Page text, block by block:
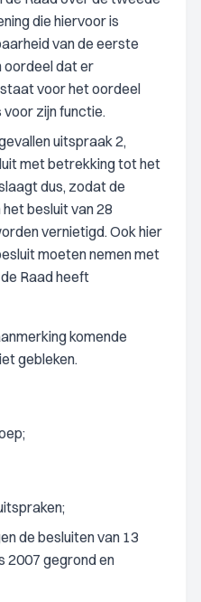
die hiervoor is
van de eerste
oordeel dat er
voor het oordeel
zijn functie.
uitspraak 2,
met betrekking tot het
dus, zodat de
besluit van 28
vernietigd. Ook hier
moeten nemen met
Raad heeft
komende
gebleken.
de besluiten van 13
2007 gegrond en